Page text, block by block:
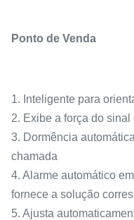
Ponto de Venda
1. Inteligente para
2. Exibe a força do sinal
3. Dormência
chamada
4. Alarme automático
fornece a solução
5. Ajusta